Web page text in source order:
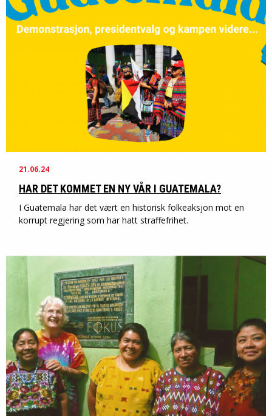
21.06.24
HAR DET KOMMET EN NY VÅR I GUATEMALA?
I Guatemala har det vært en historisk folkeaksjon mot en
korrupt regjering som har hatt straffefrihet.